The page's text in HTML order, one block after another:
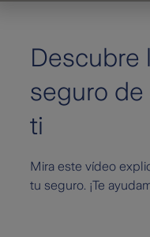
Descubre
seguro
ti
Mira este vídeo
tu seguro. ¡Te